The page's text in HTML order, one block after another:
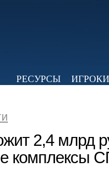
РЕСУРСЫ
ИГРОКИ
2,4 млрд
комплексы